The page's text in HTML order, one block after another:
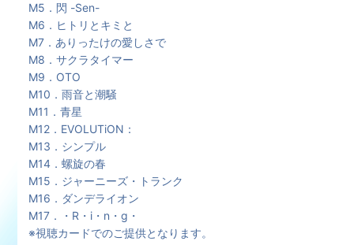
M5．閃 -Sen-
M6．ヒトリとキミと
M7．ありったけの愛しさで
M8．サクラタイマー
M9．OTO
M10．雨音と潮騒
M11．青星
M12．EVOLUTiON：
M13．シンプル
M14．螺旋の春
M15．ジャーニーズ・トランク
M16．ダンデライオン
M17．・R・i・n・g・
※視聴カードでのご提供となります。